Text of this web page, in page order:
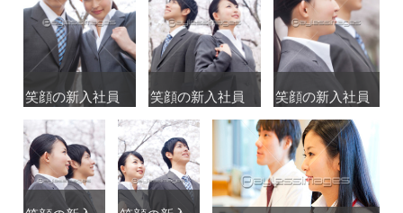
笑顔の新入社員
笑顔の新入社員 笑顔の新入社員
笑顔の新入社員 笑顔の新入社員
笑顔の新入社員